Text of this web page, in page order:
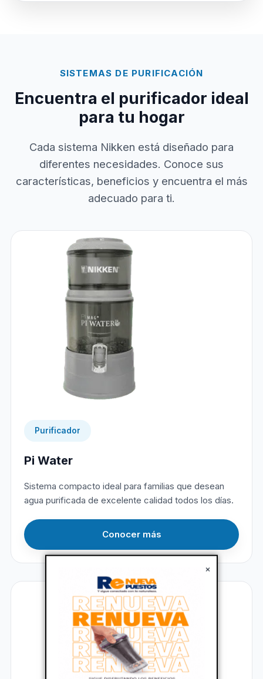
×
SISTEMAS DE PURIFICACIÓN
Encuentra el purificador ideal
para tu hogar
Cada sistema Nikken está diseñado para
diferentes necesidades. Conoce sus
características, beneficios y encuentra el más
adecuado para ti.
Purificador
Pi Water
Sistema compacto ideal para familias que desean
agua purificada de excelente calidad todos los días.
Conocer más